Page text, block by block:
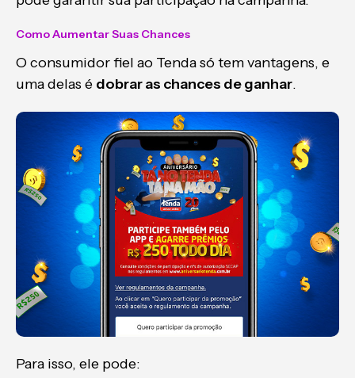
Como Aumentar Suas Chances
O consumidor fiel ao Tenda só tem vantagens, e
uma delas é dobrar as chances de ganhar.
Para isso, ele pode: